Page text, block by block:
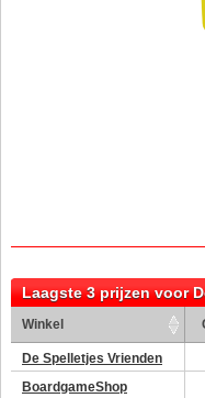
Laagste 3 prijzen voor
Winkel
De Spelletjes Vrienden
BoardgameShop